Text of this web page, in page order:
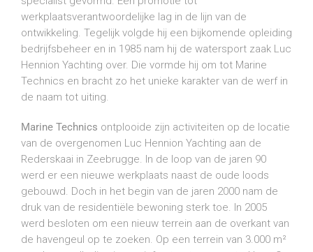
werkplaatsverantwoordelijke lag in de lijn van de
ontwikkeling. Tegelijk volgde hij een bijkomende opleiding
bedrijfsbeheer en in 1985 nam hij de watersport zaak Luc
Hennion Yachting over. Die vormde hij om tot Marine
Technics en bracht zo het unieke karakter van de werf in
de naam tot uiting.
Marine Technics ontplooide zijn activiteiten op de locatie
van de overgenomen Luc Hennion Yachting aan de
Rederskaai in Zeebrugge. In de loop van de jaren 90
werd er een nieuwe werkplaats naast de oude loods
gebouwd. Doch in het begin van de jaren 2000 nam de
druk van de residentiële bewoning sterk toe. In 2005
werd besloten om een nieuw terrein aan de overkant van
de havengeul op te zoeken. Op een terrein van 3.000 m²